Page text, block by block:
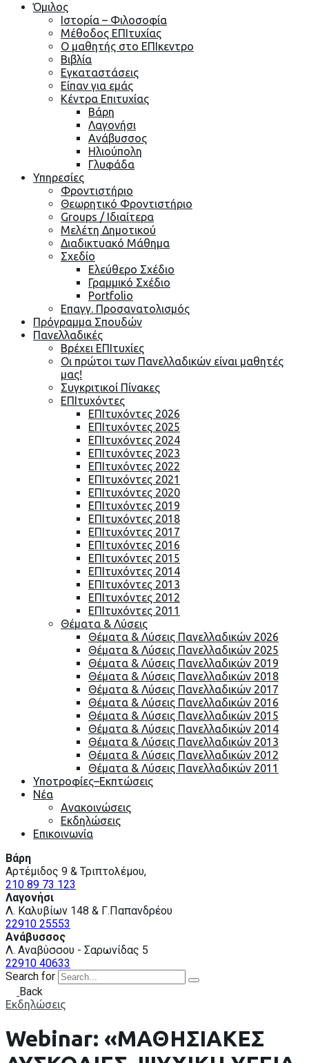
Όμιλος
Ιστορία – Φιλοσοφία
Μέθοδος ΕΠΙτυχίας
Ο μαθητής στο ΕΠΙκεντρο
Βιβλία
Εγκαταστάσεις
Είπαν για εμάς
Κέντρα Επιτυχίας
Βάρη
Λαγονήσι
Ανάβυσσος
Ηλιούπολη
Γλυφάδα
Υπηρεσίες
Φροντιστήριο
Θεωρητικό Φροντιστήριο
Groups / Ιδιαίτερα
Μελέτη Δημοτικού
Διαδικτυακό Μάθημα
Σχεδίο
Ελεύθερο Σχέδιο
Γραμμικό Σχέδιο
Portfolio
Επαγγ. Προσανατολισμός
Πρόγραμμα Σπουδών
Πανελλαδικές
Βρέχει ΕΠΙτυχίες
Οι πρώτοι των Πανελλαδικών είναι μαθητές
μας!
Συγκριτικοί Πίνακες
ΕΠΙτυχόντες
ΕΠΙτυχόντες 2026
ΕΠΙτυχόντες 2025
ΕΠΙτυχόντες 2024
ΕΠΙτυχόντες 2023
ΕΠΙτυχόντες 2022
ΕΠΙτυχόντες 2021
ΕΠΙτυχόντες 2020
ΕΠΙτυχόντες 2019
ΕΠΙτυχόντες 2018
ΕΠΙτυχόντες 2017
ΕΠΙτυχόντες 2016
ΕΠΙτυχόντες 2015
ΕΠΙτυχόντες 2014
ΕΠΙτυχόντες 2013
ΕΠΙτυχόντες 2012
ΕΠΙτυχόντες 2011
Θέματα & Λύσεις
Θέματα & Λύσεις Πανελλαδικών 2026
Θέματα & Λύσεις Πανελλαδικών 2025
Θέματα & Λύσεις Πανελλαδικών 2019
Θέματα & Λύσεις Πανελλαδικών 2018
Θέματα & Λύσεις Πανελλαδικών 2017
Θέματα & Λύσεις Πανελλαδικών 2016
Θέματα & Λύσεις Πανελλαδικών 2015
Θέματα & Λύσεις Πανελλαδικών 2014
Θέματα & Λύσεις Πανελλαδικών 2013
Θέματα & Λύσεις Πανελλαδικών 2012
Θέματα & Λύσεις Πανελλαδικών 2011
Υποτροφίες–Εκπτώσεις
Nέα
Ανακοινώσεις
Εκδηλώσεις
Επικοινωνία
Βάρη
Αρτέμιδος 9 & Τριπτολέμου,
210 89 73 123
Λαγονήσι
Λ. Καλυβίων 148 & Γ.Παπανδρέου
22910 25553
Ανάβυσσος
Λ. Αναβύσσου - Σαρωνίδας 5
22910 40633
Search for
Back
Εκδηλώσεις
Webinar: «ΜΑΘΗΣΙΑΚΕΣ